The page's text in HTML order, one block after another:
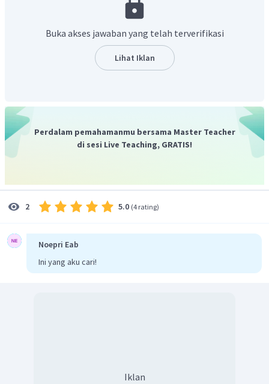
Dengan demikian, reaksi tersebut tergolong
karena tidak terjadi perubahan biloks.
Buka akses jawaban yang telah terverifikasi
Lihat Iklan
Perdalam pemahamanmu bersama Master Teacher
di sesi Live Teaching, GRATIS!
2 5.0 (4 rating)
Noepri Eab
Ini yang aku cari!
Iklan